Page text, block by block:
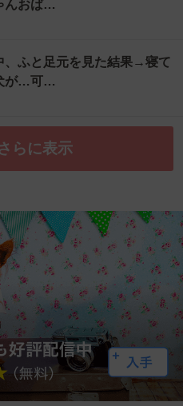
んおば…
、ふと足元を見た結果→寝て
が…可…
らに表示